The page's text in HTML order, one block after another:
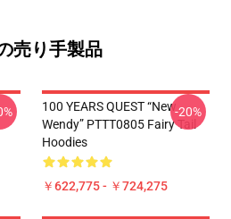
売り手製品
100 YEARS QUEST “New
Wendy” PTTT0805 Fairy Tail
Hoodies
￥622,775 - ￥724,275
-20%